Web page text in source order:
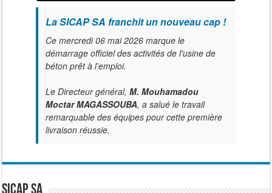
La SICAP SA franchit un nouveau cap !
Ce mercredi 06 mai 2026 marque le
démarrage officiel des activités de l'usine de
béton prêt à l’emploi.
Le Directeur général, M. Mouhamadou
Moctar MAGASSOUBA, a salué le travail
remarquable des équipes pour cette première
livraison réussie.